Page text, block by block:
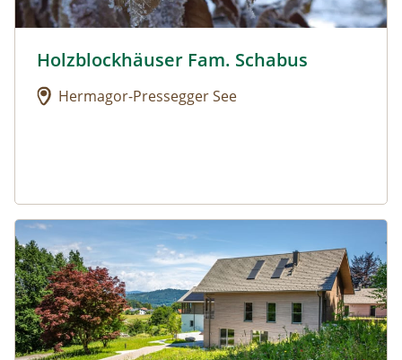
Urlaub am Bauernhof: Holzblockhäuser Fam. Schabus
Holzblockhäuser Fam. Schabus
Hermagor-Pressegger See
Urlaub am Bauernhof: Seenhof